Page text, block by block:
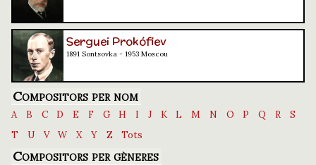
Serguei Prokófiev
1891 Sontsovka - 1953 Moscou
Compositors per nom
A B C D E F G H I J K L M N O P Q R
S
T
U V W X Y Z Tots
Compositors per gèneres